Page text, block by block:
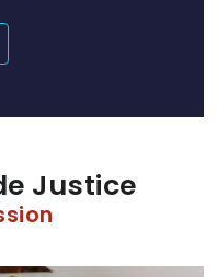
Justice